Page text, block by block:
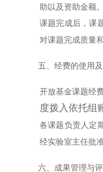
助以及资助金额。
课题完成后，课
对课题完成质量
五、经费的使用
开放基金课题经
度拨入依托组
各课题负责人定
经实验室主任批
六、成果管理与